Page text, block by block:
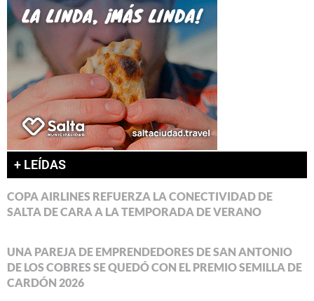
+ LEÍDAS
COPA AIRLINES REFUERZA LA CONECTIVIDAD DE
SALTA DE CARA A LA TEMPORADA DE VERANO
UNA PAREJA DE EMPRENDEDORES DE SAN ANTONIO
DE LOS COBRES SE QUEDÓ CON EL PREMIO SEMILLA DE
CARDÓN 2026